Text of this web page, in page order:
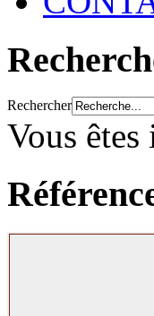
Rechercher
Vous êtes